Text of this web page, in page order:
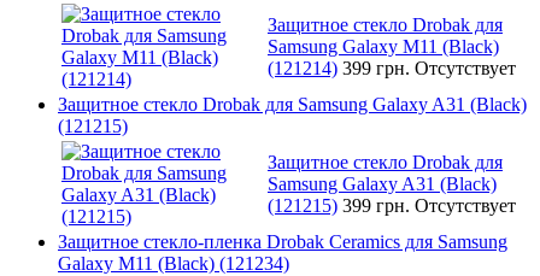
Защитное стекло Drobak для
Samsung Galaxy M11 (Black)
(121214) 399 грн. Отсутствует
Защитное стекло Drobak для Samsung Galaxy A31 (Black)
(121215)
Защитное стекло Drobak для
Samsung Galaxy A31 (Black)
(121215) 399 грн. Отсутствует
Защитное стекло-пленка Drobak Ceramics для Samsung
Galaxy M11 (Black) (121234)